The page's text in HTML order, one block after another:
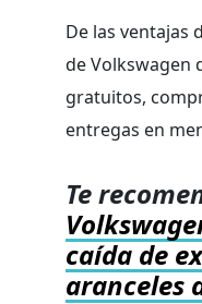
De las ventajas
de Volkswagen
gratuitos,
entregas en
Te
caída de
aranceles